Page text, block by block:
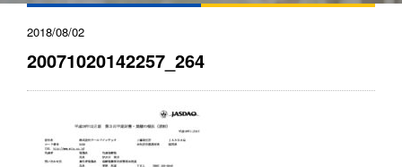
2018/08/02
20071020142257_264